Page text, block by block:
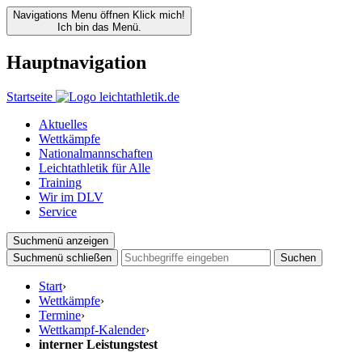
Navigations Menu öffnen Klick mich!
Ich bin das Menü.
Hauptnavigation
Startseite
Aktuelles
Wettkämpfe
Nationalmannschaften
Leichtathletik für Alle
Training
Wir im DLV
Service
Suchmenü anzeigen
Suchmenü schließen
Suchen
Start›
Wettkämpfe›
Termine›
Wettkampf-Kalender›
interner Leistungstest